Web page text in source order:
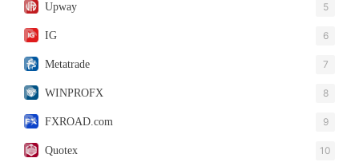
Upway 5
IG 6
Metatrade 7
WINPROFX 8
FXROAD.com 9
Quotex 10